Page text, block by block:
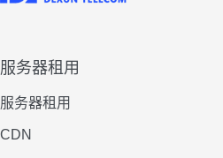
服务器租用
服务器租用
CDN